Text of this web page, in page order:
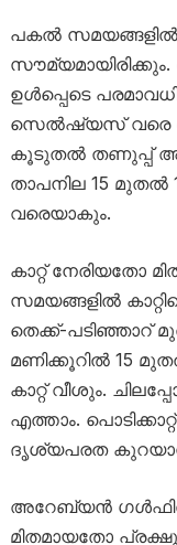
പകൽ
ഉൾപ്പെടെ
സെൽഷ്യസ് വരെ
കൂടുതൽ തണുപ്പ്
താപനില 15
വരെയാകും.
കാറ്റ് നേരിയതോ
സമയങ്ങളിൽ
തെക്ക്-പടിഞ്ഞാറ്
മണിക്കൂറിൽ 15
കാറ്റ് വീശും.
എത്താം.
ദൃശ്യപരത
അറേബ്യൻ
മിതമായതോ